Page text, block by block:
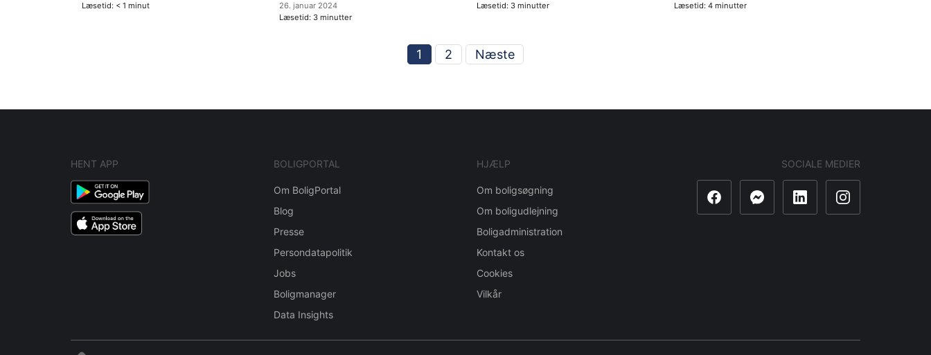
Læsetid: < 1 minut
26. januar 2024
Læsetid: 3 minutter
Læsetid: 3 minutter
Læsetid: 4 minutter
indlæg
1 2 Næste
HENT APP BOLIGPORTAL
Om BoligPortal
Blog
Presse
Persondatapolitik
Jobs
Boligmanager
Data Insights
HJÆLP
Om boligsøgning
Om boligudlejning
Boligadministration
Kontakt os
Cookies
Vilkår
SOCIALE MEDIER